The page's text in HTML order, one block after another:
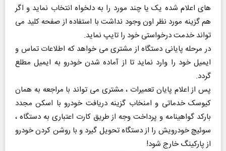
های اعلام شده یک یا چند مورد را به دلخواه انتخاب نماید و اگر
هم گزینه مورد نظر اون وجود نداشت با استفاده از صفحه کلید می
تواند خدمت درخواستی خود را تایپ نماید.
در مرحله پایانی دستگاه از مشتری می خواهد که اطلاعات تماس و
ایمیل خود را وارد نماید تا از آماده شدن خودرو به ایمیل مطلع
گردد.
پس از اعلام پایان تعمیرات ، مشتری می تواند با مراجعه به همان
کیوسک خدماتی و امنخاب گزینه دریافت خودرو با اسکن مجدد
بارکد گواهینامه و پرداخت وجه از طریق کارت اعتباری به دستگاه ،
سوئیچ خودرویش را از دستگاه تحویل گیرد و با روشن کردن خودرو
از پارکینگ خارج شود!